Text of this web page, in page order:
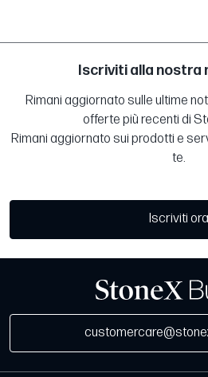
Iscriviti alla nostra
Rimani aggiornato sulle ultime
offerte più recenti di
Rimani aggiornato sui prodotti e
te.
Iscriviti ora